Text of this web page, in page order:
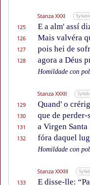
Stanza XXXI
125 E a alm' assí
126 Mais valvéra
127 pois hei de
128 agora a Déus
Homildade con
Stanza XXXII
129 Quand' o
130 que de perder-
131 a Virgen
132 fóra daquel
Homildade con
Stanza XXXIII
133 E disse-lle: